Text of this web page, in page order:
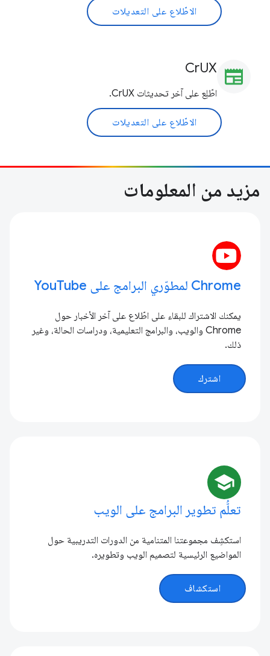
الاطّلاع على التعديلات
newspaper
CrUX
اطّلِع على آخر تحديثات CrUX.
الاطّلاع على التعديلات
مزيد من المعلومات
Chrome لمطوّري البرامج على YouTube
يمكنك الاشتراك للبقاء على اطّلاع على آخر الأخبار حول
Chrome والويب، والبرامج التعليمية، ودراسات الحالة، وغير
ذلك.
اشترك
school
تعلُّم تطوير البرامج على الويب
استكشِف مجموعتنا المتنامية من الدورات التدريبية حول
المواضيع الرئيسية لتصميم الويب وتطويره.
استكشاف